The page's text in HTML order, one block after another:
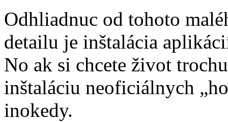
Odhliadnuc od tohoto
detailu je inštalácia
No ak si chcete život
inštaláciu neoficiálnych
inokedy.